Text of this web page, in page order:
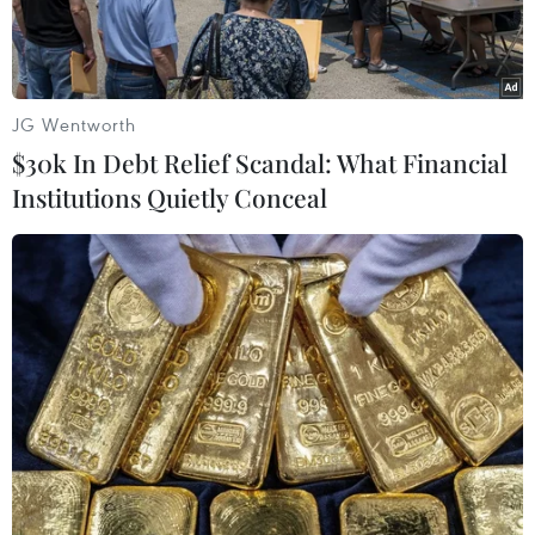
Thứ trưởng Lê Quốc Doanh và Đoàn đại biểu của Bộ Nông
nghiệp và Phát triển Nông thôn Việt Nam thăm và làm việc với
Thứ trưởng Hafemaister và các đồng nghiệp Bộ Nông nghiệp
Hoa Kỳ. (Ảnh: Vietnam+)
Trong khuôn khổ chuyến làm việc của Chủ tịch
JG Wentworth
$30k In Debt Relief Scandal: What Financial
Institutions Quietly Conceal